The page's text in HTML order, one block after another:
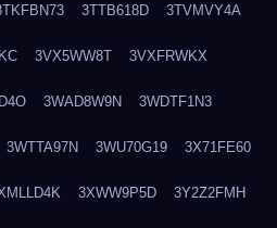
3TTB618D 3TVMVY4A
3VX5WW8T 3VXFRWKX
3WAD8W9N 3WDTF1N3
3WTTA97N 3WU70G19 3X71FE60
3XWW9P5D 3Y2Z2FMH